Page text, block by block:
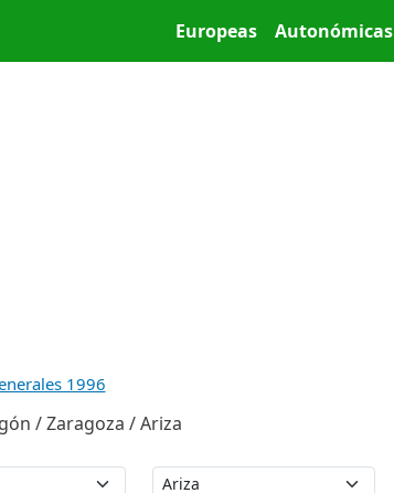
Main menu
Europeas Autonómicas
1996
/ Zaragoza / Ariza